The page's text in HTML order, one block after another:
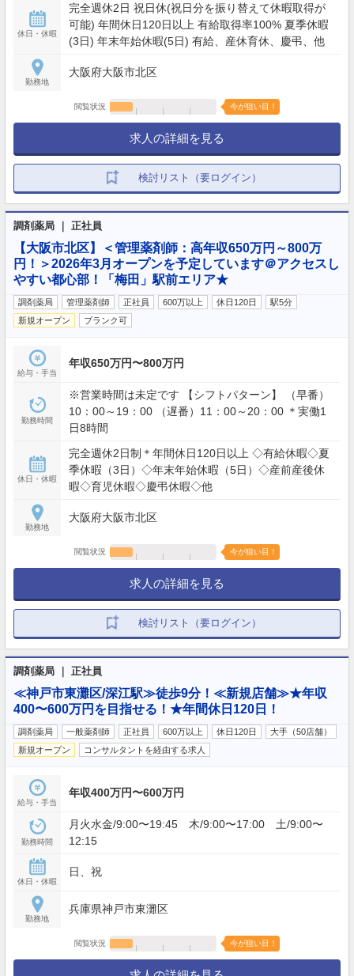
り勤務時間が異なる可能性がございます 【店舗営業
時間】 ※店舗時間はお問い合わせください
休日・休暇
完全週休2日 祝日休(祝日分を振り替えて休暇取得が
可能) 年間休日120日以上 有給取得率100% 夏季休暇
(3日) 年末年始休暇(5日) 有給、産休育休、慶弔、他
勤務地
大阪府大阪市北区
閲覧状況 今が狙い目！
求人の詳細を見る
検討リスト（要ログイン）
調剤薬局 ｜ 正社員
【大阪市北区】＜管理薬剤師：高年収650万円～800万
円！＞2026年3月オープンを予定しています＠アクセスし
やすい都心部！「梅田」駅前エリア★
調剤薬局 管理薬剤師 正社員 600万以上 休日120日
駅5分
新規オープン
ブランク可
給与・手当
年収650万円〜800万円
勤務時間
※営業時間は未定です 【シフトパターン】 （早番）
10：00～19：00 （遅番）11：00～20：00 ＊実働1
日8時間
休日・休暇
完全週休2日制＊年間休日120日以上 ◇有給休暇◇夏
季休暇（3日）◇年末年始休暇（5日）◇産前産後休
暇◇育児休暇◇慶弔休暇◇他
勤務地
大阪府大阪市北区
閲覧状況 今が狙い目！
求人の詳細を見る
検討リスト（要ログイン）
調剤薬局 ｜ 正社員
≪神戸市東灘区/深江駅≫徒歩9分！≪新規店舗≫★年収
400〜600万円を目指せる！★年間休日120日！
調剤薬局 一般薬剤師 正社員 600万以上 休日120日
大手（50店舗）
新規オープン
コンサルタントを経由する求人
給与・手当
年収400万円〜600万円
勤務時間
月火水金/9:00〜19:45 木/9:00〜17:00 土/9:00〜
12:15
休日・休暇
日、祝
勤務地
兵庫県神戸市東灘区
閲覧状況 今が狙い目！